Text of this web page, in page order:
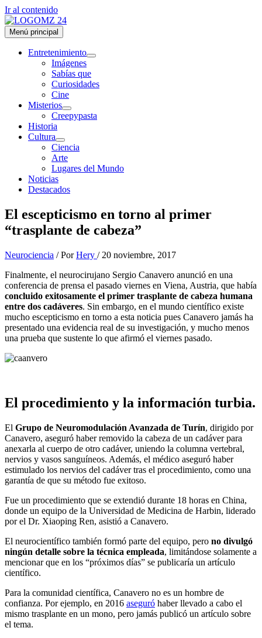
Ir al contenido
Menú principal
Entretenimiento
Imágenes
Sabías que
Curiosidades
Cine
Misterios
Creepypasta
Historia
Cultura
Ciencia
Arte
Lugares del Mundo
Noticias
Destacados
El escepticismo en torno al primer
“trasplante de cabeza”
Neurociencia / PorHery / 20 noviembre, 2017
Finalmente, el neurocirujano Sergio Canavero anunció en una
conferencia de prensa el pasado viernes en Viena, Austria, que había
concluido exitosamente el primer trasplante de cabeza humana
entre dos cadáveres. Sin embargo, en el mundo científico existe
mucho escepticismo en torno a esta noticia pues Canavero jamás ha
presentado una evidencia real de su investigación, y mucho menos
una prueba que sustente lo que afirmó el viernes pasado.
El procedimiento y la información turbia.
El Grupo de Neuromodulación Avanzada de Turín, dirigido por
Canavero, aseguró haber removido la cabeza de un cadáver para
anexarla al cuerpo de otro cadáver, uniendo la columna vertebral,
nervios y vasos sanguíneos. Además, el médico aseguró haber
estimulado los nervios del cadáver tras el procedimiento, como una
garantía de que su método fue exitoso.
Fue un procedimiento que se extendió durante 18 horas en China,
donde un equipo de la Universidad de Medicina de Harbin, liderado
por el Dr. Xiaoping Ren, asistió a Canavero.
El neurocientífico también formó parte del equipo, pero no divulgó
ningún detalle sobre la técnica empleada, limitándose solamente a
mencionar que en los “próximos días” se publicaría un artículo
científico.
Para la comunidad científica, Canavero no es un hombre de
confianza. Por ejemplo, en 2016 aseguró haber llevado a cabo el
mismo trasplante en un mono, pero jamás publicó un artículo sobre
el tema.